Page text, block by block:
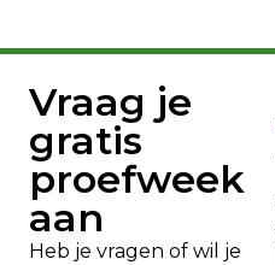
Vraag je
gratis
proefweek
aan
Heb je vragen of wil je